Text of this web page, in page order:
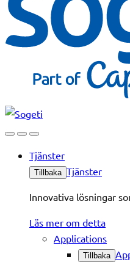
Tjänster
Tillbaka Tjänster
Innovativa lösningar
Läs mer om detta
Applications
Tillbaka